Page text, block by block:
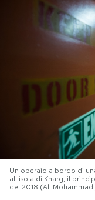
Sport
NEWSLETTER
I MIEI PREFERITI
SHOP
Un operaio a bordo di
all'isola di Kharg, il
del 2018 (Ali